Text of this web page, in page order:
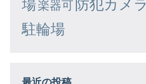
場楽器可防犯カメラ
駐輪場
最近の投稿